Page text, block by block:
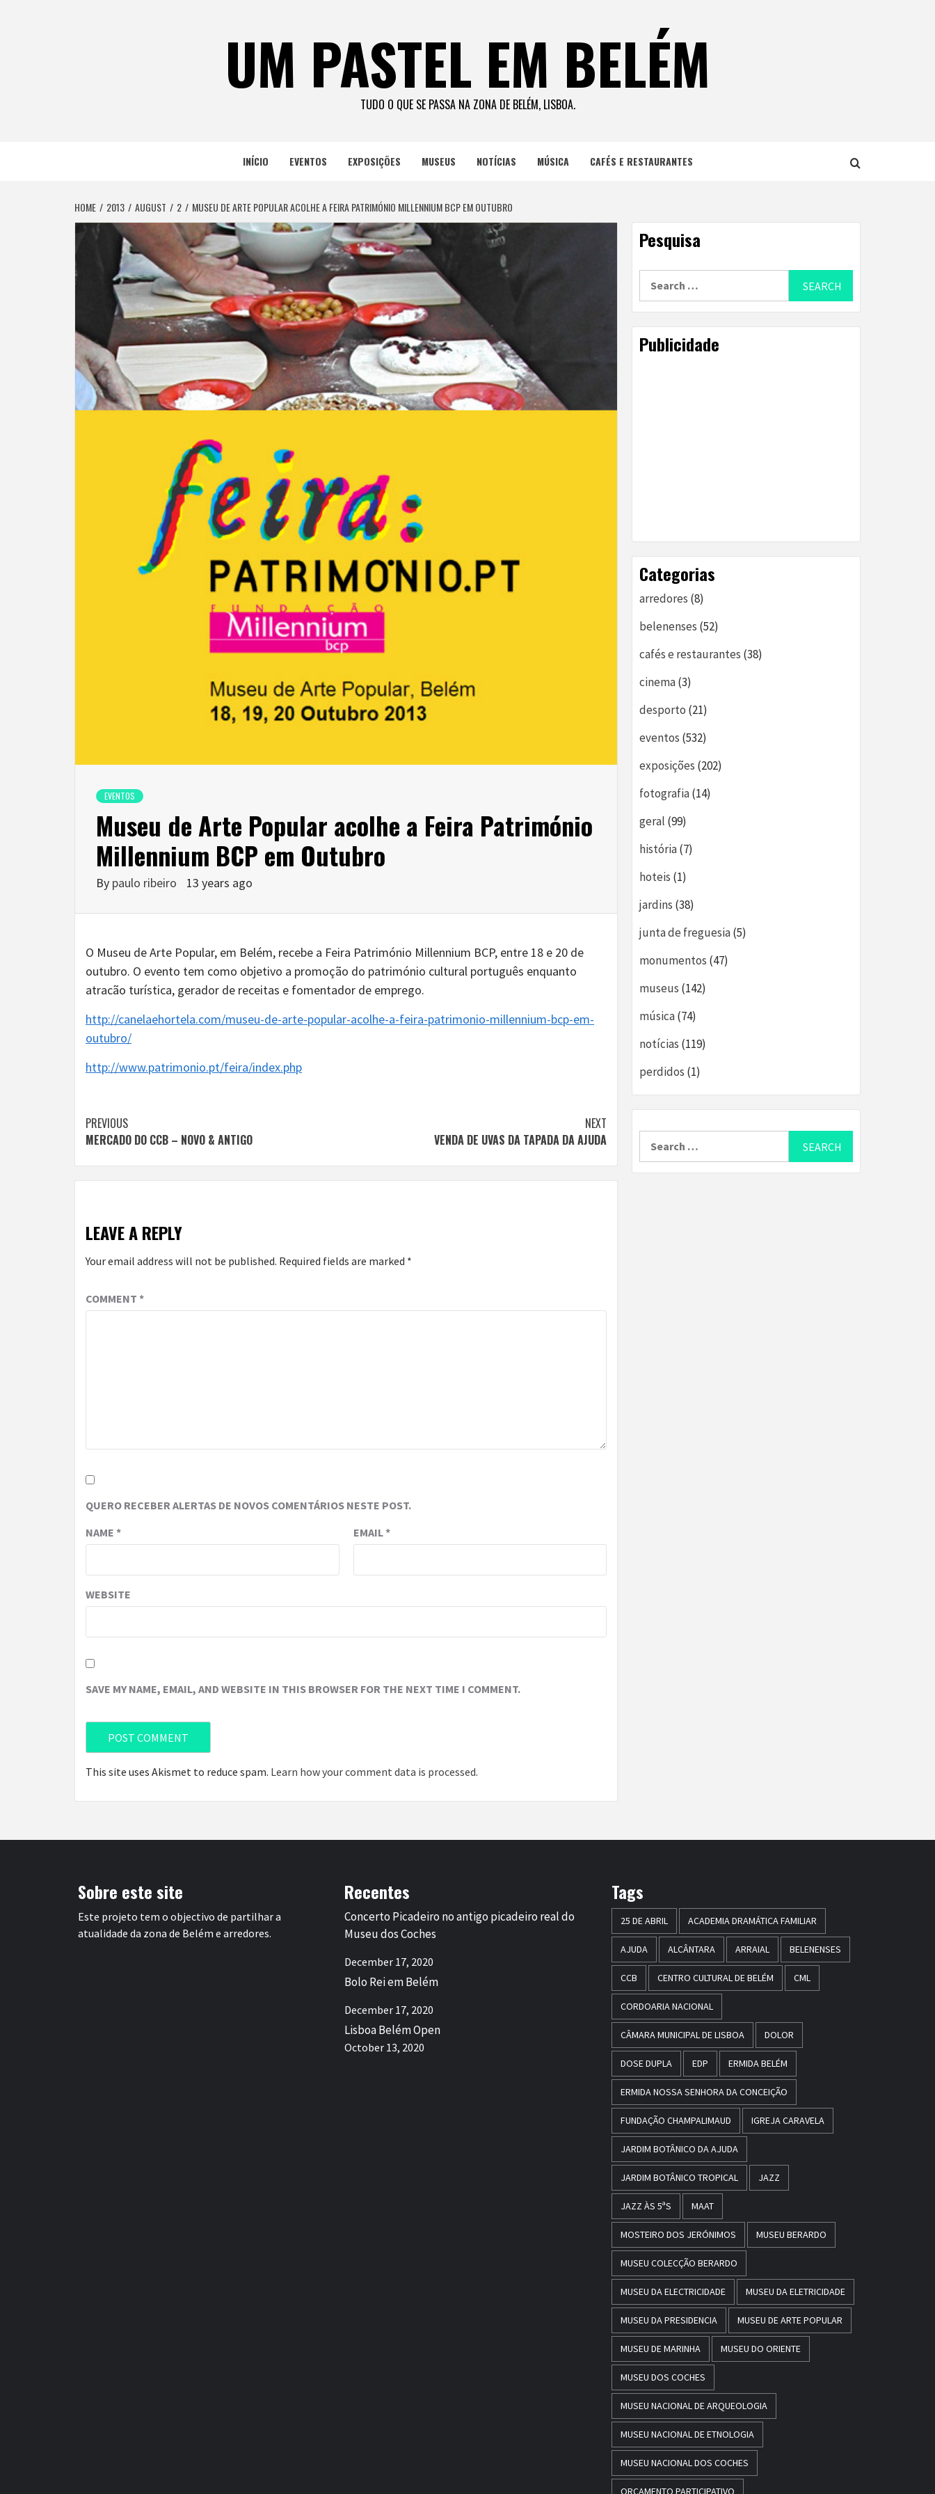
UM PASTEL EM BELÉM
TUDO O QUE SE PASSA NA ZONA DE BELÉM, LISBOA.
INÍCIO EVENTOS EXPOSIÇÕES MUSEUS NOTÍCIAS MÚSICA CAFÉS E RESTAURANTES
HOME 2013 AUGUST 2 MUSEU DE ARTE POPULAR ACOLHE A FEIRA PATRIMÓNIO MILLENNIUM BCP EM OUTUBRO
EVENTOS
Museu de Arte Popular acolhe a Feira Património
Millennium BCP em Outubro
By paulo ribeiro 13 years ago
O Museu de Arte Popular, em Belém, recebe a Feira Património Millennium BCP, entre 18 e 20 de
outubro. O evento tem como objetivo a promoção do património cultural português enquanto
atracão turística, gerador de receitas e fomentador de emprego.
http://canelaehortela.com/museu-de-arte-popular-acolhe-a-feira-patrimonio-millennium-bcp-em-
outubro/
http://www.patrimonio.pt/feira/index.php
Continue
Reading
PREVIOUS
MERCADO DO CCB – NOVO & ANTIGO
NEXT
VENDA DE UVAS DA TAPADA DA AJUDA
LEAVE A REPLY
Your email address will not be published. Required fields are marked *
COMMENT *
QUERO RECEBER ALERTAS DE NOVOS COMENTÁRIOS NESTE POST.
NAME * EMAIL*
WEBSITE
SAVE MY NAME, EMAIL, AND WEBSITE IN THIS BROWSER FOR THE NEXT TIME I COMMENT.
This site uses Akismet to reduce spam. Learn how your comment data is processed.
Pesquisa
Publicidade
Categorias
arredores (8)
belenenses (52)
cafés e restaurantes (38)
cinema(3)
desporto (21)
eventos (532)
exposições (202)
fotografia(14)
geral (99)
história(7)
hoteis (1)
jardins (38)
junta de freguesia(5)
monumentos (47)
museus (142)
música(74)
notícias (119)
perdidos (1)
Sobre este site
Este projeto tem o objectivo de partilhar a
atualidade da zona de Belém e arredores.
Recentes
Concerto Picadeiro no antigo picadeiro real do
Museu dos Coches
December 17, 2020
Bolo Rei em Belém
December 17, 2020
Lisboa Belém Open
October 13, 2020
Tags
25 DE ABRIL ACADEMIA DRAMÁTICA FAMILIAR
AJUDA ALCÂNTARA ARRAIAL BELENENSES
CCB CENTRO CULTURAL DE BELÉM CML
CORDOARIA NACIONAL
CÂMARA MUNICIPAL DE LISBOA DOLOR
DOSE DUPLA EDP ERMIDA BELÉM
ERMIDA NOSSA SENHORA DA CONCEIÇÃO
FUNDAÇÃO CHAMPALIMAUD IGREJA CARAVELA
JARDIM BOTÂNICO DA AJUDA
JARDIM BOTÂNICO TROPICAL JAZZ
JAZZ ÀS 5ªS MAAT
MOSTEIRO DOS JERÓNIMOS MUSEU BERARDO
MUSEU COLECÇÃO BERARDO
MUSEU DA ELECTRICIDADE MUSEU DA ELETRICIDADE
MUSEU DA PRESIDENCIA MUSEU DE ARTE POPULAR
MUSEU DE MARINHA MUSEU DO ORIENTE
MUSEU DOS COCHES
MUSEU NACIONAL DE ARQUEOLOGIA
MUSEU NACIONAL DE ETNOLOGIA
MUSEU NACIONAL DOS COCHES
ORÇAMENTO PARTICIPATIVO